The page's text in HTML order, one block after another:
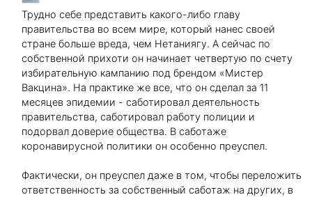
Трудно себе представить какого-либо главу
правительства во всем мире, который нанес своей
стране больше вреда, чем Нетаниягу. А сейчас по
собственной прихоти он начинает четвертую по счету
избирательную кампанию под брендом «Мистер
Вакцина». На практике же все, что он сделал за 11
месяцев эпидемии - саботировал деятельность
правительства, саботировал работу полиции и
подорвал доверие общества. В саботаже
коронавирусной политики он особенно преуспел.
Фактически, он преуспел даже в том, чтобы переложить
ответственность за собственный саботаж на других, в